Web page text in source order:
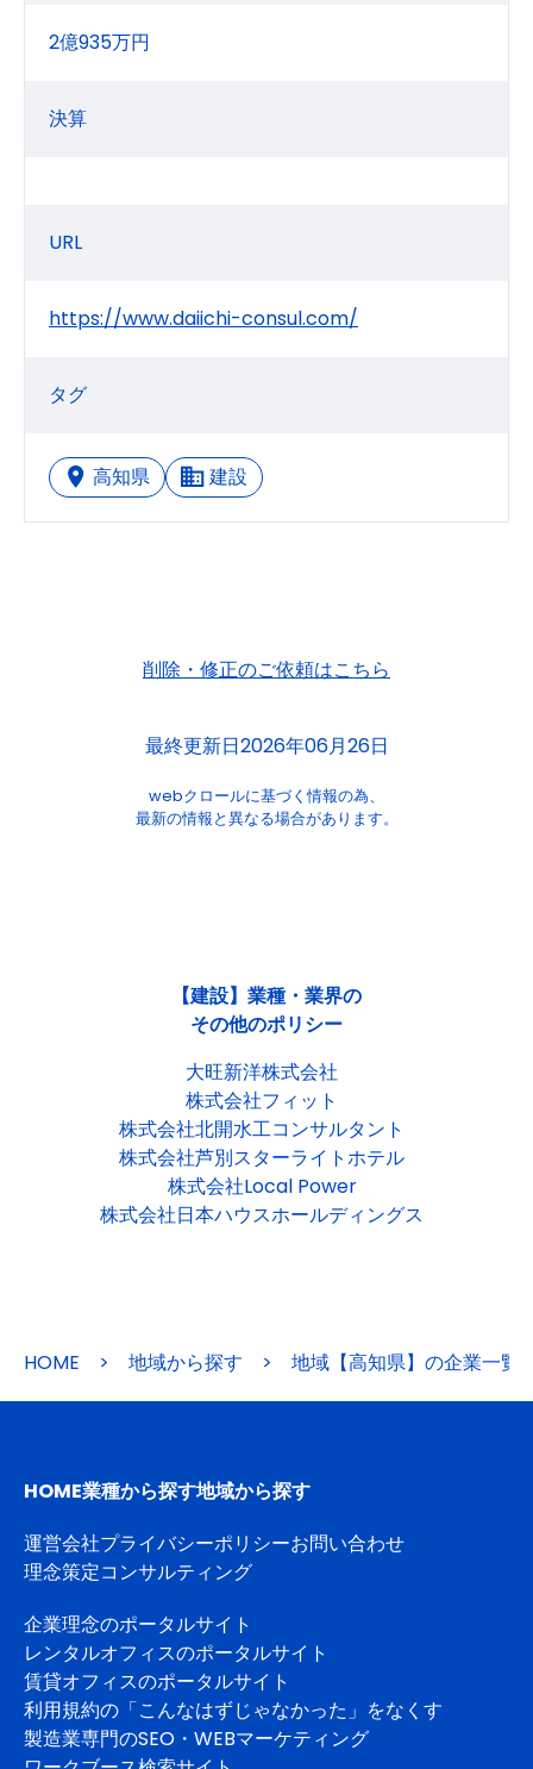
2億935万円
決算
URL
https://www.daiichi-consul.com/
タグ
高知県 建設
削除・修正のご依頼はこちら
最終更新日2026年06月26日
webクロールに基づく情報の為、
最新の情報と異なる場合があります。
【建設】業種・業界の
その他のポリシー
大旺新洋株式会社
株式会社フィット
株式会社北開水工コンサルタント
株式会社芦別スターライトホテル
株式会社Local Power
株式会社日本ハウスホールディングス
HOME > 地域から探す > 地域【高知県】の企業一覧
HOME業種から探す地域から探す
運営会社プライバシーポリシーお問い合わせ
理念策定コンサルティング
企業理念のポータルサイト
レンタルオフィスのポータルサイト
賃貸オフィスのポータルサイト
利用規約の「こんなはずじゃなかった」をなくす
製造業専門のSEO・WEBマーケティング